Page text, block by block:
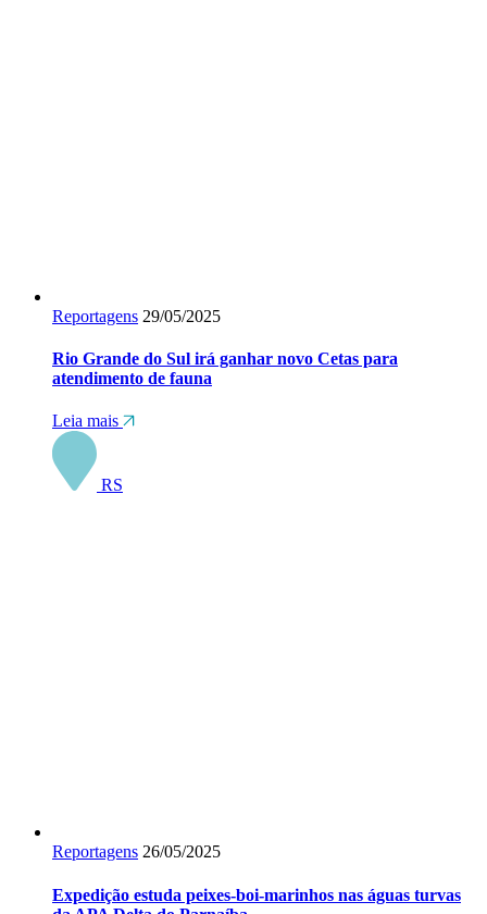
Reportagens 29/05/2025
Rio Grande do Sul irá ganhar novo Cetas para
atendimento de fauna
Leia mais
RS
Reportagens 26/05/2025
Expedição estuda peixes-boi-marinhos nas águas turvas